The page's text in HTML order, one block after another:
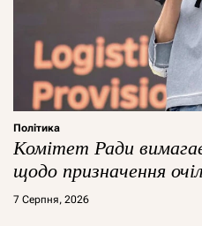
Політика
Комітет Ради
щодо призначення
7 Серпня, 2026